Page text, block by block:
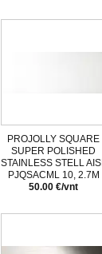
PROJOLLY SQUARE
SUPER POLISHED
STAINLESS STELL
PJQSACML 10, 2.7M
50.00 €/vnt